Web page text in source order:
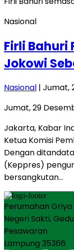
Nasional
Firli Bahuri
Jokowi
Nasional | Jumat,
Jumat, 29
Jakarta, Kabar
Ketua Komisi
Dengan
(Keppres)
bersangkutan…
Perumahan Griya
Negeri Sakti,
Pesawaran
Lampung 35366